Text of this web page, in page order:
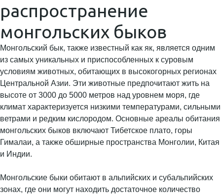
распространение
монгольских быков
Монгольский бык, также известный как як, является одним
из самых уникальных и приспособленных к суровым
условиям животных, обитающих в высокогорных регионах
Центральной Азии. Эти животные предпочитают жить на
высоте от 3000 до 5000 метров над уровнем моря, где
климат характеризуется низкими температурами, сильными
ветрами и редким кислородом. Основные ареалы обитания
монгольских быков включают Тибетское плато, горы
Гималаи, а также обширные пространства Монголии, Китая
и Индии.
Монгольские быки обитают в альпийских и субальпийских
зонах, где они могут находить достаточное количество